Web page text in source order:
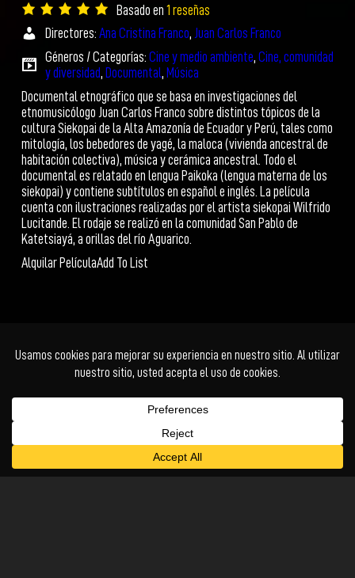
Basado en 1 reseñas
Directores: Ana Cristina Franco
Juan Carlos Franco
Géneros / Categorías: Cine y medio ambiente Cine, comunidad
y diversidad Documental
Música
Documental etnográfico que se basa en investigaciones del
etnomusicólogo Juan Carlos Franco sobre distintos tópicos de la
cultura Siekopai de la Alta Amazonía de Ecuador y Perú, tales como
mitología, los bebedores de yagé, la maloca (vivienda ancestral de
habitación colectiva), música y cerámica ancestral. Todo el
documental es relatado en lengua Paikoka (lengua materna de los
siekopai) y contiene subtítulos en español e inglés. La película
cuenta con ilustraciones realizadas por el artista siekopai Wilfrido
Lucitande. El rodaje se realizó en la comunidad San Pablo de
Katetsiayá, a orillas del río Aguarico.
Alquilar PelículaAdd To List